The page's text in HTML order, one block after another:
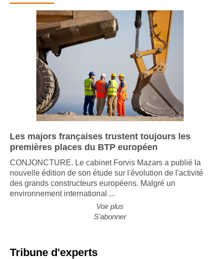
Les majors françaises trustent toujours les
premières places du BTP européen
CONJONCTURE. Le cabinet Forvis Mazars a publié la
nouvelle édition de son étude sur l'évolution de l'activité
des grands constructeurs européens. Malgré un
environnement international ...
Voir plus
S'abonner
Tribune d'experts